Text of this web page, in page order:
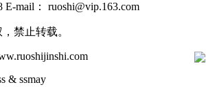
E-mail： ruoshi@vip.163.com
禁止转载。
& ssmay